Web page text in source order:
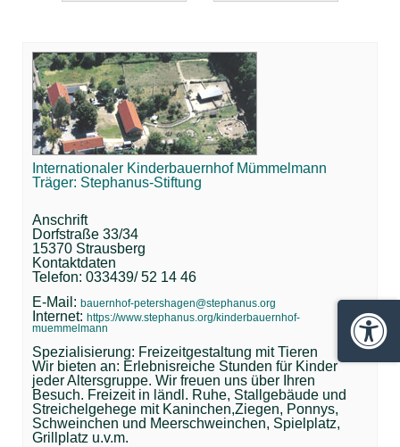
Internationaler Kinderbauernhof Mümmelmann
Träger: Stephanus-Stiftung
Anschrift
Dorfstraße 33/34
15370 Strausberg
Kontaktdaten
Telefon: 033439/ 52 14 46
E-Mail: bauernhof-petershagen@stephanus.org
Internet: https://www.stephanus.org/kinderbauernhof-
muemmelmann
Spezialisierung: Freizeitgestaltung mit Tieren
Wir bieten an: Erlebnisreiche Stunden für Kinder
jeder Altersgruppe. Wir freuen uns über Ihren
Besuch. Freizeit in ländl. Ruhe, Stallgebäude und
Streichelgehege mit Kaninchen,Ziegen, Ponnys,
Schweinchen und Meerschweinchen, Spielplatz,
Grillplatz u.v.m.